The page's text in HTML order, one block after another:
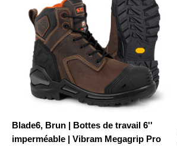
Blade6, Brun | Bottes de travail 6''
imperméable | Vibram Megagrip Pro